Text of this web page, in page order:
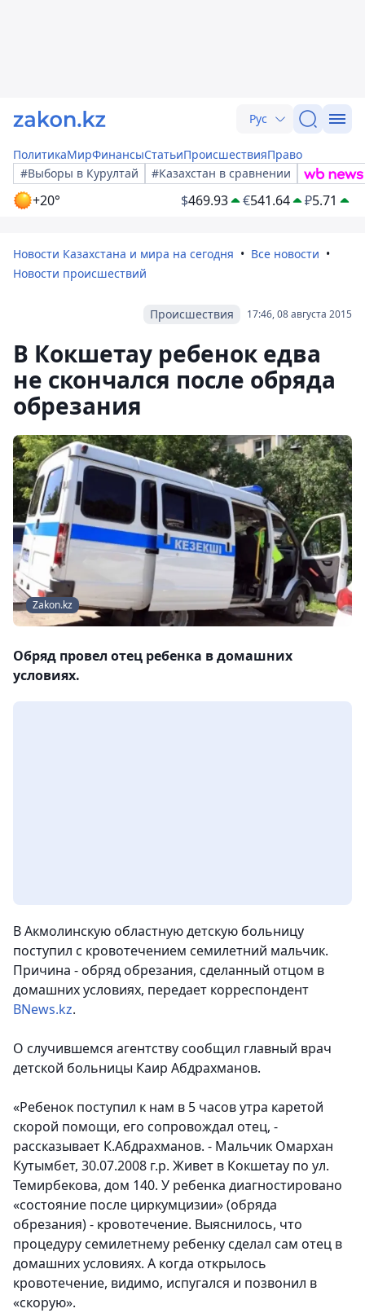
Рус
ПолитикаМирФинансыСтатьиПроисшествияПраво
#Выборы в Курултай
#Казахстан в сравнении
+20° $469.93 €541.64 ₽5.71
Новости Казахстана и мира на сегодня
Все новости
Новости происшествий
17:46, 08 августа 2015
Происшествия
В Кокшетау ребенок едва
не скончался после обряда
обрезания
Zakon.kz
Обряд провел отец ребенка в домашних
условиях.
В Акмолинскую областную детскую больницу
поступил с кровотечением семилетний мальчик.
Причина - обряд обрезания, сделанный отцом в
домашних условиях, передает корреспондент
BNews.kz.
О случившемся агентству сообщил главный врач
детской больницы Каир Абдрахманов.
«Ребенок поступил к нам в 5 часов утра каретой
скорой помощи, его сопровождал отец, -
рассказывает К.Абдрахманов. - Мальчик Омархан
Кутымбет, 30.07.2008 г.р. Живет в Кокшетау по ул.
Темирбекова, дом 140. У ребенка диагностировано
«состояние после циркумцизии» (обряда
обрезания) - кровотечение. Выяснилось, что
процедуру семилетнему ребенку сделал сам отец в
домашних условиях. А когда открылось
кровотечение, видимо, испугался и позвонил в
«скорую».